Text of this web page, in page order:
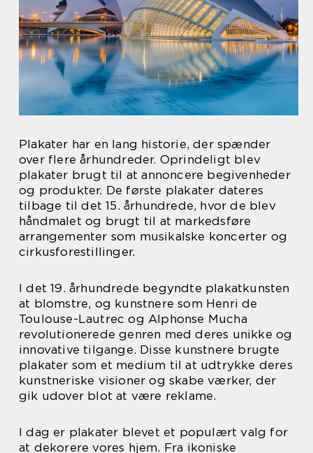
Plakater har en lang historie, der spænder
over flere århundreder. Oprindeligt blev
plakater brugt til at annoncere begivenheder
og produkter. De første plakater dateres
tilbage til det 15. århundrede, hvor de blev
håndmalet og brugt til at markedsføre
arrangementer som musikalske koncerter og
cirkusforestillinger.
I det 19. århundrede begyndte plakatkunsten
at blomstre, og kunstnere som Henri de
Toulouse-Lautrec og Alphonse Mucha
revolutionerede genren med deres unikke og
innovative tilgange. Disse kunstnere brugte
plakater som et medium til at udtrykke deres
kunstneriske visioner og skabe værker, der
gik udover blot at være reklame.
I dag er plakater blevet et populært valg for
at dekorere vores hjem. Fra ikoniske